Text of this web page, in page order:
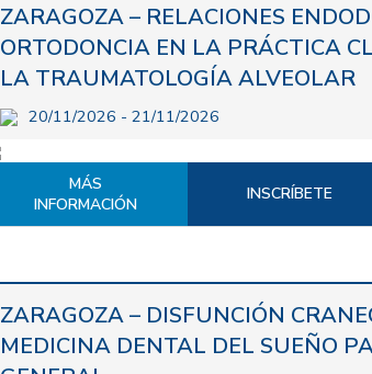
ZARAGOZA – RELACIONES
ORTODONCIA EN LA PRÁCTICA
LA TRAUMATOLOGÍA ALVEOLAR
20/11/2026 - 21/11/2026
MÁS
INFORMACIÓN
INSCRÍBETE
ZARAGOZA – DISFUNCIÓN
MEDICINA DENTAL DEL SUEÑO